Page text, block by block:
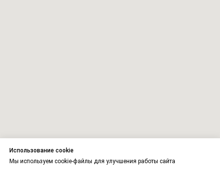
Использование cookie
Мы используем cookie-файлы для улучшения работы сайта